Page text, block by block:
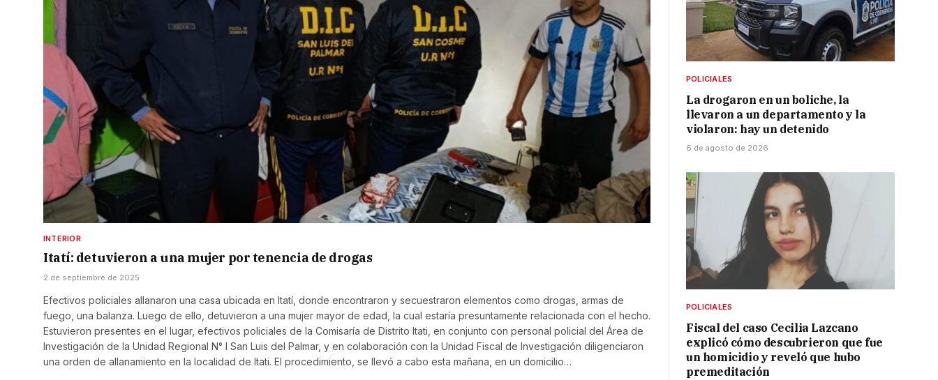
INTERIOR
Itatí: detuvieron a una mujer por tenencia de drogas
2 de septiembre de 2025
Efectivos policiales allanaron una casa ubicada en Itatí, donde encontraron y secuestraron elementos como drogas, armas de
fuego, una balanza. Luego de ello, detuvieron a una mujer mayor de edad, la cual estaría presuntamente relacionada con el hecho.
Estuvieron presentes en el lugar, efectivos policiales de la Comisaría de Distrito Itati, en conjunto con personal policial del Área de
Investigación de la Unidad Regional N° I San Luis del Palmar, y en colaboración con la Unidad Fiscal de Investigación diligenciaron
una orden de allanamiento en la localidad de Itati. El procedimiento, se llevó a cabo esta mañana, en un domicilio…
POLICIALES
La drogaron en un boliche, la
llevaron a un departamento y la
violaron: hay un detenido
6 de agosto de 2026
POLICIALES
Fiscal del caso Cecilia Lazcano
explicó cómo descubrieron que fue
un homicidio y reveló que hubo
premeditación